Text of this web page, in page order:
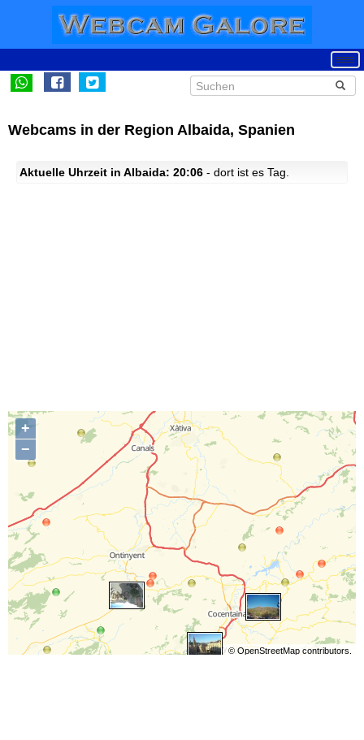
Webcams in der Region Albaida, Spanien
Aktuelle Uhrzeit in Albaida: 20:06 - dort ist es Tag.
+
−
© OpenStreetMapcontributors.